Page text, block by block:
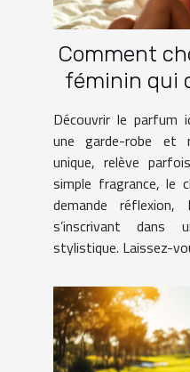
Comment
féminin qui
Découvrir le parfum
une garde-robe et
unique, relève
simple fragrance, le
demande réflexion,
s’inscrivant dans
stylistique. Laissez-